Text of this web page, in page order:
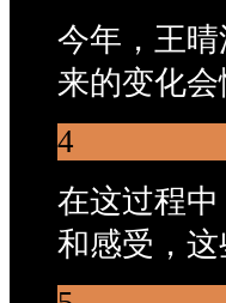
今年，王
来的变化
4
在这过程
和感受，